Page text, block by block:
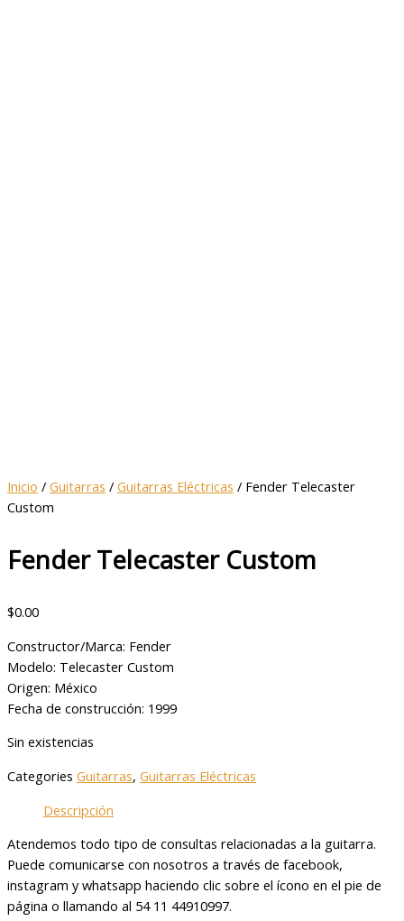
Inicio / Guitarras / Guitarras Eléctricas / Fender Telecaster
Custom
Fender Telecaster Custom
$0.00
Constructor/Marca: Fender
Modelo: Telecaster Custom
Origen: México
Fecha de construcción: 1999
Sin existencias
Categories Guitarras, Guitarras Eléctricas
Descripción
Atendemos todo tipo de consultas relacionadas a la guitarra.
Puede comunicarse con nosotros a través de facebook,
instagram y whatsapp haciendo clic sobre el ícono en el pie de
página o llamando al 54 11 44910997.